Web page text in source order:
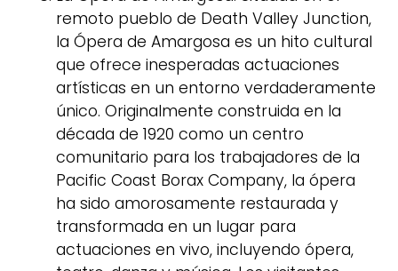
remoto pueblo de Death Valley Junction,
la Ópera de Amargosa es un hito cultural
que ofrece inesperadas actuaciones
artísticas en un entorno verdaderamente
único. Originalmente construida en la
década de 1920 como un centro
comunitario para los trabajadores de la
Pacific Coast Borax Company, la ópera
ha sido amorosamente restaurada y
transformada en un lugar para
actuaciones en vivo, incluyendo ópera,